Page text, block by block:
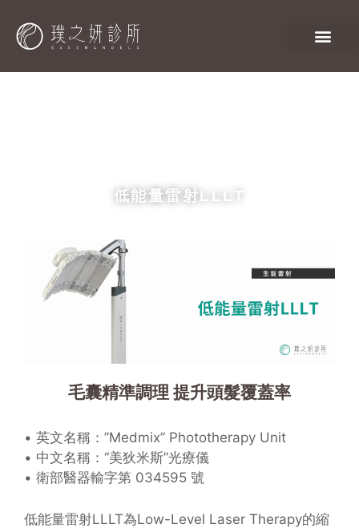
低能量雷射LLLT
毛囊精準調理 提升頭髮覆蓋率
• 英文名稱：”Medmix” Phototherapy Unit
• 中文名稱：“美狄米斯”光療儀
• 衛部醫器輸字第 034595 號
低能量雷射LLLT為Low-Level Laser Therapy的縮